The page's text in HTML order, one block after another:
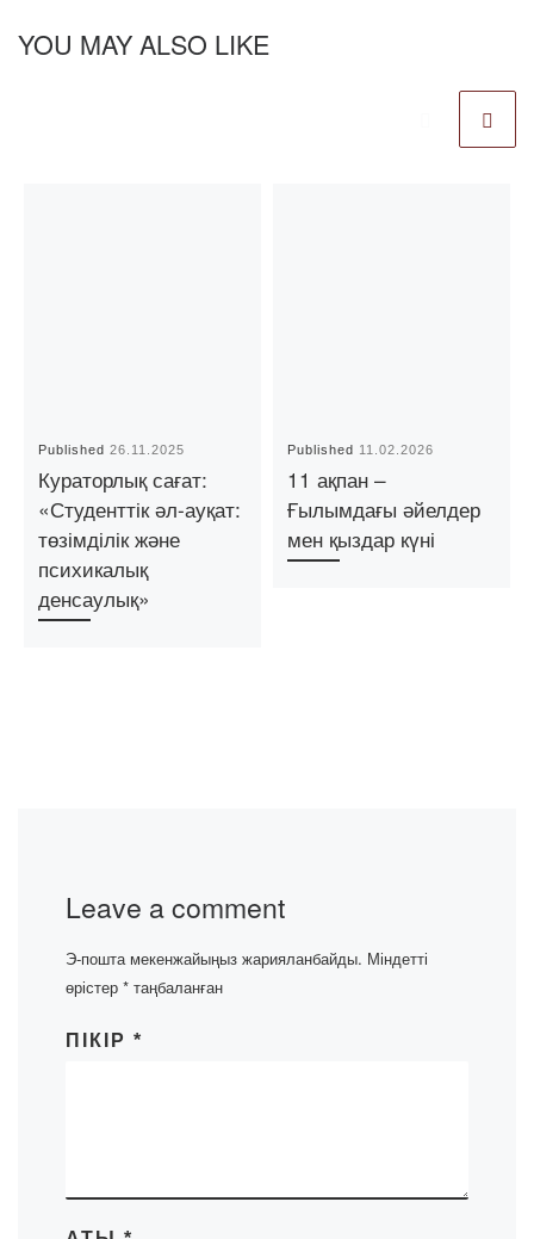
YOU MAY ALSO LIKE
Published26.11.2025
Кураторлық сағат:
«Студенттік әл-ауқат:
төзімділік және
психикалық
денсаулық»
Published 11.02.2026
11 ақпан –
Ғылымдағы әйелдер
мен қыздар күні
Leave a comment
Э-пошта мекенжайыңыз жарияланбайды. Міндетті
өрістер * таңбаланған
ПІКІР *